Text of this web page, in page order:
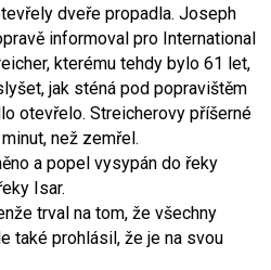
dveře propadla. Joseph
informoval pro International
kterému tehdy bylo 61 let,
jak sténá pod popravištěm
otevřelo. Streicherovy příšerné
než zemřel.
a popel vysypán do řeky
Isar.
trval na tom, že všechny
také prohlásil, že je na svou